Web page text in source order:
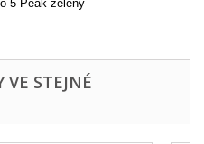
5 Peak zelený
VE STEJNÉ